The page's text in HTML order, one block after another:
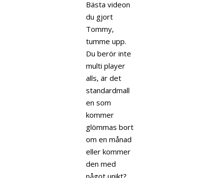
Bästa videon
du gjort
Tommy,
tumme upp.
Du berör inte
multi player
alls, är det
standardmall
en som
kommer
glömmas bort
om en månad
eller kommer
den med
något unikt?